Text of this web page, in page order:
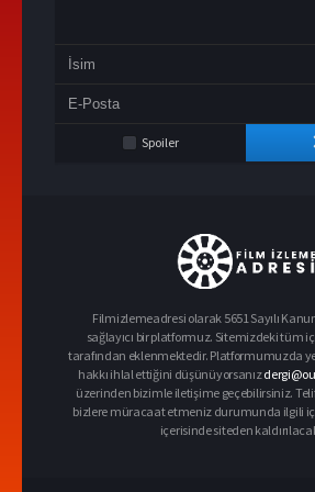
Spoiler
Filmizlemeadresi olarak 5651 Sayılı
sağlayıcı bir platformuz. Sitemizdeki tüm
tarafından eklenmektedir. Platformumuzda
hakkı ihlal ettiğini düşünüyorsanız
üzerinden bizimle iletişime geçebilirsiniz.
bizlere müracaat etmeniz durumunda ilgili
içerisinde siteden